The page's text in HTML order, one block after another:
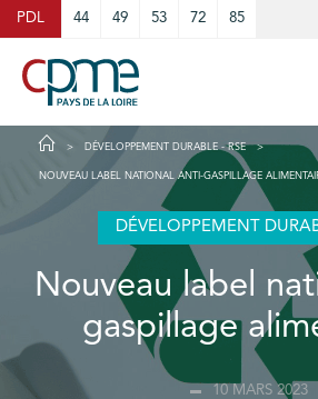
PDL 44 49 53 72 85
DÉVELOPPEMENT DURABLE - RSE
NOUVEAU LABEL NATIONAL ANTI-GASPILLAGE
DÉVELOPPEMENT
Nouveau label
gaspillage
10 MARS 2023
Cookies management panel